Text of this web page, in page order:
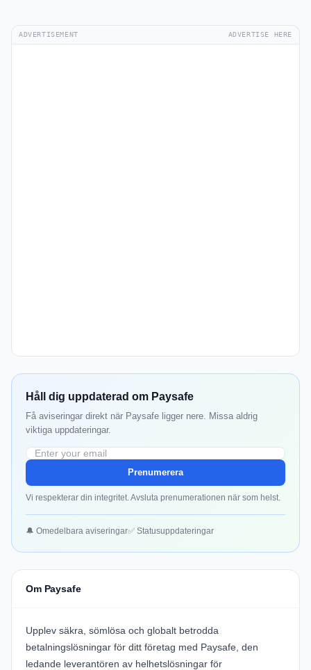
ADVERTISEMENT ADVERTISE HERE
Håll dig uppdaterad om Paysafe
Få aviseringar direkt när Paysafe ligger nere. Missa aldrig
viktiga uppdateringar.
Prenumerera
Vi respekterar din integritet. Avsluta prenumerationen när som helst.
🔔 Omedelbara aviseringar✅ Statusuppdateringar
Om Paysafe
Upplev säkra, sömlösa och globalt betrodda
betalningslösningar för ditt företag med Paysafe, den
ledande leverantören av helhetslösningar för